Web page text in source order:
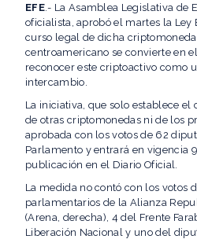
EFE.- La Asamblea Legislativa de
oficialista, aprobó el martes la Ley
curso legal de dicha
centroamericano se convierte en
reconocer este criptoactivo como
intercambio.
La iniciativa, que solo establece
de otras criptomonedas ni de los
aprobada con los votos de 62
Parlamento y entrará en vigencia
publicación en el Diario Oficial.
La medida no contó con los votos
parlamentarios de la Alianza
(Arena, derecha), 4 del Frente
Liberación Nacional y uno del